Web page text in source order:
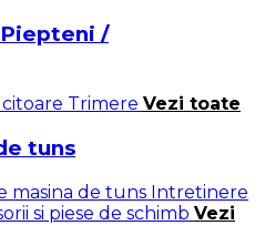
/
Trimere Vezi toate
tuns
masina de tuns Intretinere
si piese de schimb Vezi